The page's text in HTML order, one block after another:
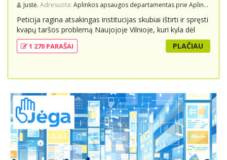
Justė. Adresuota: Aplinkos apsaugos departamentas prie Aplinkos ministerijos
Peticija ragina atsakingas institucijas skubiai ištirti ir spręsti
kvapų taršos problemą Naujojoje Vilnioje, kuri kyla dėl
buitinių atliekų sąvartyno Pramonės g. 141. Gyventojai
skundžiasi nuolatiniu stipriu atliekų kvapu, kuris neigiamai
mechanizmus ir imtis veiksmingų priemonių problemai
priimtus sprendimus ir planuojamus veiksmus.
1 270 PARAŠAI PLAČIAU